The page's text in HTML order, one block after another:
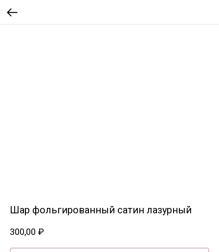
Шар фольгированный сатин лазурный
300,00 ₽